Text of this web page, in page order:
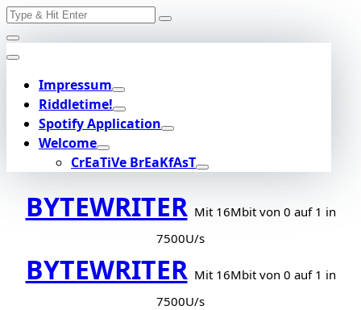
Skip
to
content
Search
Impressum
Riddletime!
Spotify Application
Welcome
CrEaTiVe BrEaKfAsT
BYTEWRITER Mit 16Mbit von 0 auf 1 in
7500U/s
BYTEWRITER Mit 16Mbit von 0 auf 1 in
7500U/s